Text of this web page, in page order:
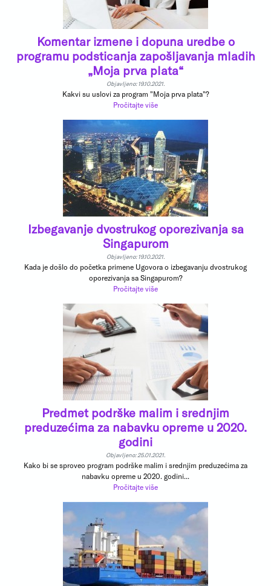
Komentar izmene i dopuna uredbe o
programu podsticanja zapošljavanja mladih
„Moja prva plata“
Objavljeno: 19.10.2021.
Kakvi su uslovi za program "Moja prva plata"?
Pročitajte više
Izbegavanje dvostrukog oporezivanja sa
Singapurom
Objavljeno: 19.10.2021.
Kada je došlo do početka primene Ugovora o izbegavanju dvostrukog
oporezivanja sa Singapurom?
Pročitajte više
Predmet podrške malim i srednjim
preduzećima za nabavku opreme u 2020.
godini
Objavljeno: 25.01.2021.
Kako bi se sproveo program podrške malim i srednjim preduzećima za
nabavku opreme u 2020. godini...
Pročitajte više